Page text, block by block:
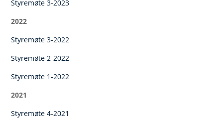
Styremøte 3-2023
2022
Styremøte 3-2022
Styremøte 2-2022
Styremøte 1-2022
2021
Styremøte 4-2021